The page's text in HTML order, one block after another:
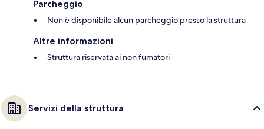
Parcheggio
Non è disponibile alcun parcheggio presso la struttura
Altre informazioni
Struttura riservata ai non fumatori
Servizi della struttura